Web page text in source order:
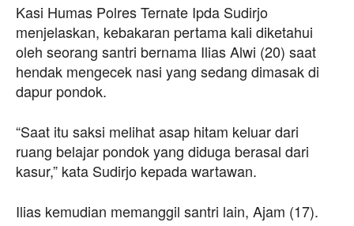
Kasi Humas Polres Ternate Ipda Sudirjo
menjelaskan, kebakaran pertama kali diketahui
oleh seorang santri bernama Ilias Alwi (20) saat
hendak mengecek nasi yang sedang dimasak di
dapur pondok.
“Saat itu saksi melihat asap hitam keluar dari
ruang belajar pondok yang diduga berasal dari
kasur,” kata Sudirjo kepada wartawan.
Ilias kemudian memanggil santri lain, Ajam (17).